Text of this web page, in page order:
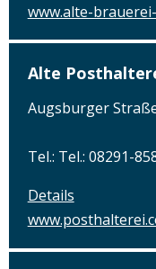
www.alte-
Alte
Augsburger
Tel.: Tel.: 08291-
Details